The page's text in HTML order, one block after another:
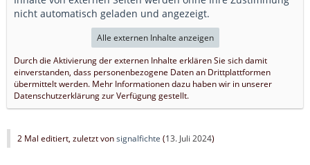
nicht automatisch geladen und angezeigt.
Alle externen Inhalte anzeigen
Durch die Aktivierung der externen Inhalte erklären Sie sich damit
einverstanden, dass personenbezogene Daten an Drittplattformen
übermittelt werden. Mehr Informationen dazu haben wir in unserer
Datenschutzerklärung zur Verfügung gestellt.
2 Mal editiert, zuletzt vonsignalfichte (13. Juli 2024)